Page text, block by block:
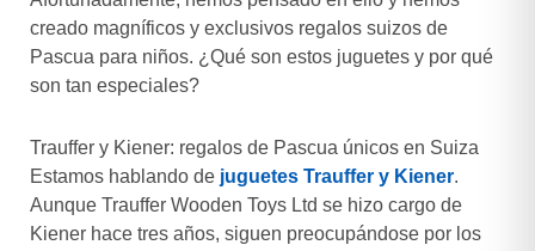
creado magníficos y exclusivos regalos suizos de
Pascua para niños. ¿Qué son estos juguetes y por qué
son tan especiales?
Trauffer y Kiener: regalos de Pascua únicos en Suiza
Estamos hablando de juguetes Trauffer y Kiener.
Aunque Trauffer Wooden Toys Ltd se hizo cargo de
Kiener hace tres años, siguen preocupándose por los